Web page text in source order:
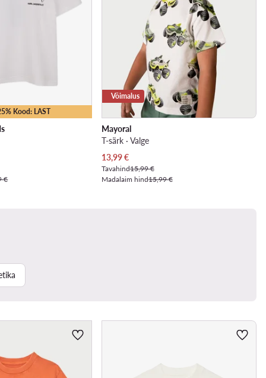
Kood: LAST
€
Võimalus
Mayoral
T-särk · Valge
Praegune hind
13,99€
Tavahind15,99 €
Madalaim hind15,99 €